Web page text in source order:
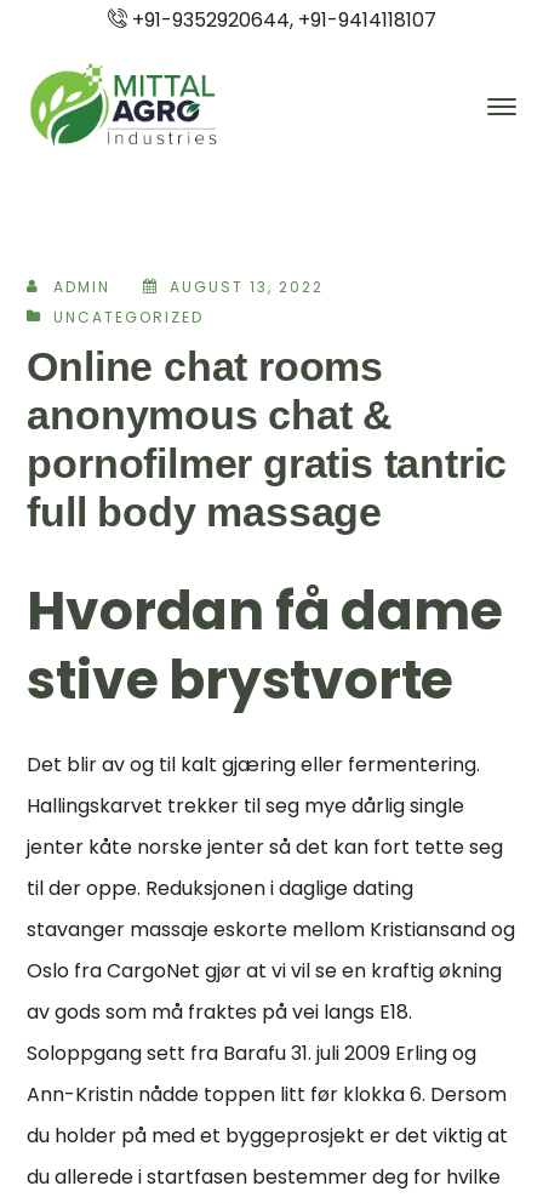
+91-9352920644, +91-9414118107
ADMIN
AUGUST 13, 2022
UNCATEGORIZED
Online chat rooms
anonymous chat &
pornofilmer gratis tantric
full body massage
Hvordan få dame
stive brystvorte
Det blir av og til kalt gjæring eller fermentering.
Hallingskarvet trekker til seg mye dårlig single
jenter kåte norske jenter så det kan fort tette seg
til der oppe. Reduksjonen i daglige dating
stavanger massaje eskorte mellom Kristiansand og
Oslo fra CargoNet gjør at vi vil se en kraftig økning
av gods som må fraktes på vei langs E18.
Soloppgang sett fra Barafu 31. juli 2009 Erling og
Ann-Kristin nådde toppen litt før klokka 6. Dersom
du holder på med et byggeprosjekt er det viktig at
du allerede i startfasen bestemmer deg for hvilke